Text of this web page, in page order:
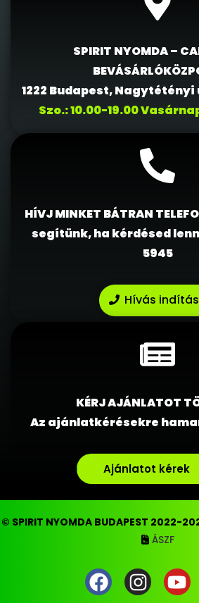
SPIRIT NYOMDA –
1222 Budapest, Nagytétényi
Szo.: 10.00-19.00
HÍVJ MINKET BÁTRAN
segítünk, ha kérdésed
5945
Hívás
KÉRJ AJÁNLATOT
Az ajánlatkérésekre
Ajánlatot kérek
© SPIRIT NYOMDA BUDAPEST 2022-
ÁSZF